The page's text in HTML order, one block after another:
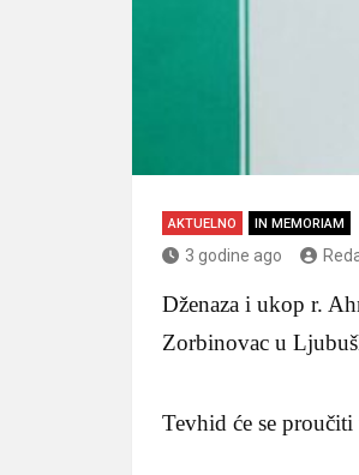
AKTUELNO IN MEMORIAM
3 godine ago
Dženaza i ukop r.
Zorbinovac u
Tevhid će se